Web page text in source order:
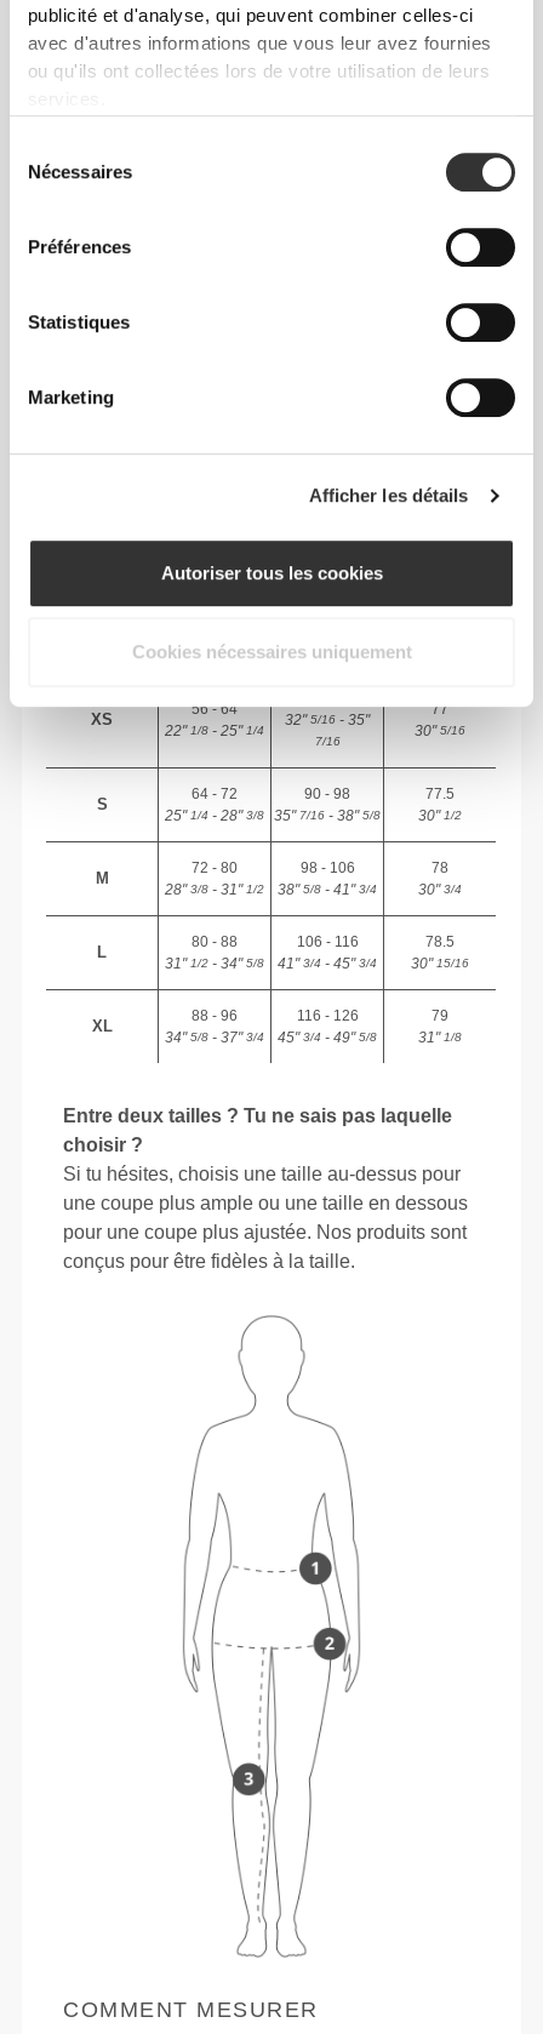
publicité et d'analyse, qui peuvent combiner celles-ci
avec d'autres informations que vous leur avez fournies
ou qu'ils ont collectées lors de votre utilisation de leurs
services.
Nécessaires
Préférences
Statistiques
Marketing
Afficher les détails
Autoriser tous les cookies
Cookies nécessaires uniquement
Liberté totale de mouvement. Une coupe
TAILLE
(cm)/(in)
HANCHES
(cm)/(in)
ENTRE-
l'entrejambe à
(cm)/(in)
XS
56 - 64
22"1/8 - 25"1/4
32"5/16 - 35"
7/16
77
30"5/16
S
64 - 72
25"1/4 - 28"3/8
90 - 98
35"7/16 - 38"5/8
77.5
30"1/2
M
72 - 80
28"3/8 - 31"1/2
98 - 106
38"5/8 - 41"3/4
78
30"3/4
L
80 - 88
31"1/2 - 34"5/8
106 - 116
41"3/4 - 45"3/4
78.5
30"15/16
XL
88 - 96
34"5/8 - 37"3/4
116 - 126
45"3/4 - 49"5/8
79
31"1/8
Entre deux tailles ? Tu ne sais pas laquelle
choisir ?
Si tu hésites, choisis une taille au-dessus pour
une coupe plus ample ou une taille en dessous
pour une coupe plus ajustée. Nos produits sont
conçus pour être fidèles à la taille.
COMMENT MESURER